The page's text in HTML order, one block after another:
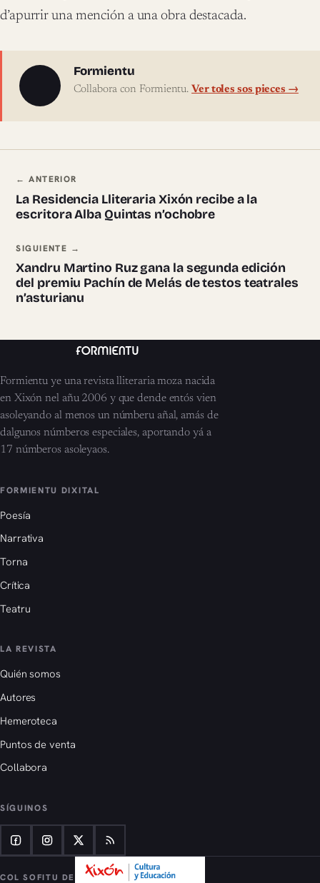
d’apurrir una mención a una obra destacada.
Sobre l'autor
Formientu
Collabora con Formientu. Ver toles sos pieces →
Navegación ente pieces
← ANTERIOR
La Residencia Lliteraria Xixón recibe a la
escritora Alba Quintas n’ochobre
SIGUIENTE →
Xandru Martino Ruz gana la segunda edición
del premiu Pachín de Melás de testos teatrales
n’asturianu
Formientu ye una revista lliteraria moza nacida
en Xixón nel añu 2006 y que dende entós vien
asoleyando al menos un númberu añal, amás de
dalgunos númberos especiales, aportando yá a
17 númberos asoleyaos.
FORMIENTU DIXITAL
Poesía
Narrativa
Torna
Crítica
Teatru
LA REVISTA
Quién somos
Autores
Hemeroteca
Puntos de venta
Collabora
SÍGUINOS
COL SOFITU DE